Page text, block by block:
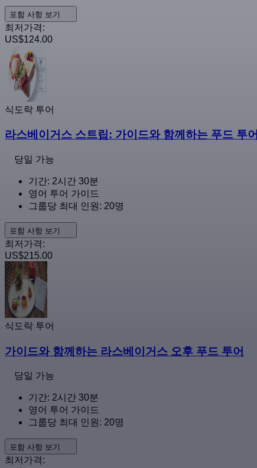
포함 사항 보기
최저가격:
US$124.00
식도락 투어
라스베이거스 스트립: 가이드와 함께하는 푸드 투어
당일 가능
기간: 2시간 30분
영어 투어 가이드
그룹당 최대 인원: 20명
포함 사항 보기
최저가격:
US$215.00
식도락 투어
가이드와 함께하는 라스베이거스 오후 푸드 투어
당일 가능
기간: 2시간 30분
영어 투어 가이드
그룹당 최대 인원: 20명
포함 사항 보기
최저가격: